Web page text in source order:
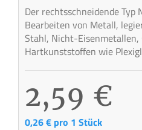
Der rechtsschneidende
Bearbeiten von Metall,
Stahl, Nicht-Eisenmetallen,
Hartkunststoffen wie
2,59 €
0,26 € pro 1 Stück